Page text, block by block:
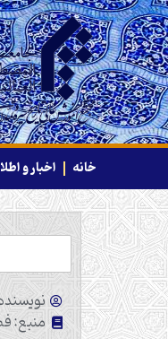
خانه اخبار و
منبع: